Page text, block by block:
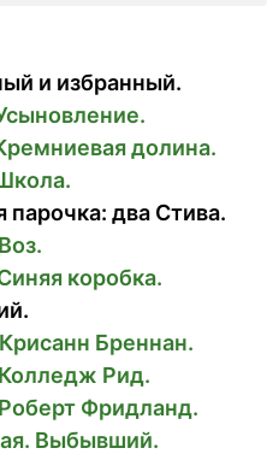
и избранный.
долина.
парочка: два Стива.
коробка.
Бреннан.
Колледж Рид.
Фридланд.
Выбывший.